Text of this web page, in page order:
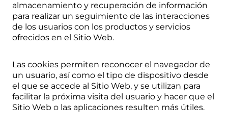
almacenamiento y recuperación de información
para realizar un seguimiento de las interacciones
de los usuarios con los productos y servicios
ofrecidos en el Sitio Web.
Las cookies permiten reconocer el navegador de
un usuario, así como el tipo de dispositivo desde
el que se accede al Sitio Web, y se utilizan para
facilitar la próxima visita del usuario y hacer que el
Sitio Web o las aplicaciones resulten más útiles.